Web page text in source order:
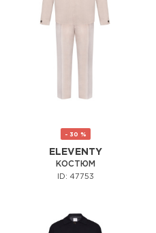
- 30 %
ELEVENTY
КОСТЮМ
ID: 47753